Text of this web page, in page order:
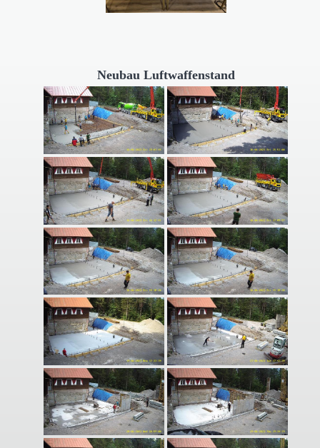
Neubau Luftwaffenstand